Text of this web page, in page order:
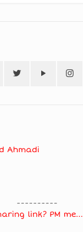
Ahmadi
----------
link? PM me...